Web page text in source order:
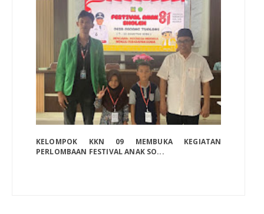
KELOMPOK KKN 09 MEMBUKA KEGIATAN
PERLOMBAAN FESTIVAL ANAK SO...